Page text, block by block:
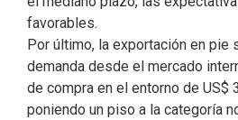
favorables.
Por último, la exportación en pie
demanda desde el mercado
de compra en el entorno de US$
poniendo un piso a la categoría